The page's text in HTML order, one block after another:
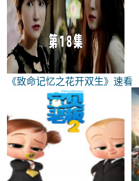
《致命记忆之花开双生》速看